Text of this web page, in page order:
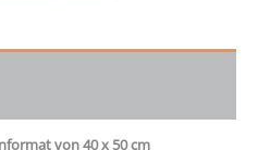
von 40 x 50 cm